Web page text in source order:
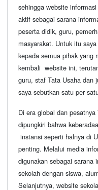
sehingga website
aktif sebagai sarana
peserta didik, guru,
masyarakat. Untuk itu
kepada semua pihak yang
kembali website ini,
guru, staf Tata Usaha dan
saya sebutkan satu per
Di era global dan
dipungkiri bahwa
instansi seperti halnya di
penting. Melalui media
digunakan sebagai sarana
sekolah dengan siswa,
Selanjutnya, website